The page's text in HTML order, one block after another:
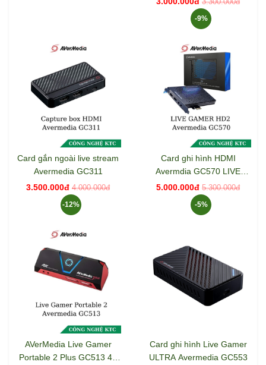
-9%
Card gắn ngoài live stream
Avermedia GC311
3.500.000đ 4.000.000đ
-12%
Card ghi hình HDMI
Avermdia GC570 LIVE
GAMER HD2 FULL HD
1080
5.000.000đ 5.300.000đ
-5%
AVerMedia Live Gamer
Portable 2 Plus GC513 4K
Card ghi hình Live Gamer
ULTRA Avermedia GC553